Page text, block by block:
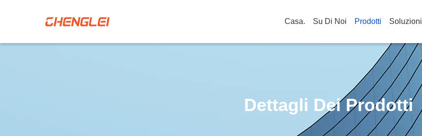
Casa. Su Di Noi Prodotti Soluzioni
Dettagli Dei Prodotti